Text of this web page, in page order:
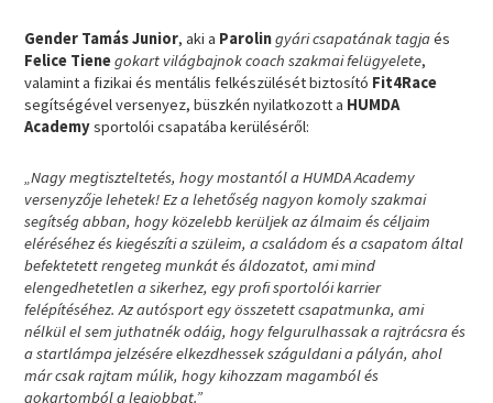
Gender Tamás Junior, aki a Parolingyári csapatának tagjaés
Felice Tienegokart világbajnok coach szakmai felügyelete,
valamint a fizikai és mentális felkészülését biztosító Fit4Race
segítségével versenyez, büszkén nyilatkozott a HUMDA
Academysportolói csapatába kerüléséről:
„Nagy megtiszteltetés, hogy mostantól a HUMDA Academy
versenyzője lehetek! Ez a lehetőség nagyon komoly szakmai
segítség abban, hogy közelebb kerüljek az álmaim és céljaim
eléréséhez és kiegészíti a szüleim, a családom és a csapatom által
befektetett rengeteg munkát és áldozatot, ami mind
elengedhetetlen a sikerhez, egy profi sportolói karrier
felépítéséhez. Az autósport egy összetett csapatmunka, ami
nélkül el sem juthatnék odáig, hogy felgurulhassak a rajtrácsra és
a startlámpa jelzésére elkezdhessek száguldani a pályán, ahol
már csak rajtam múlik, hogy kihozzam magamból és
gokartomból a legjobbat.”